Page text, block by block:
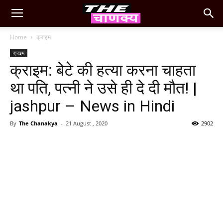
Home क्राइम
क्राइम
क्राइम: बेटे की हत्या करना चाहता
था पति, पत्नी ने उसे ही दे दी मौत! |
jashpur – News in Hindi
By The Chanakya - 21 August , 2020 2902